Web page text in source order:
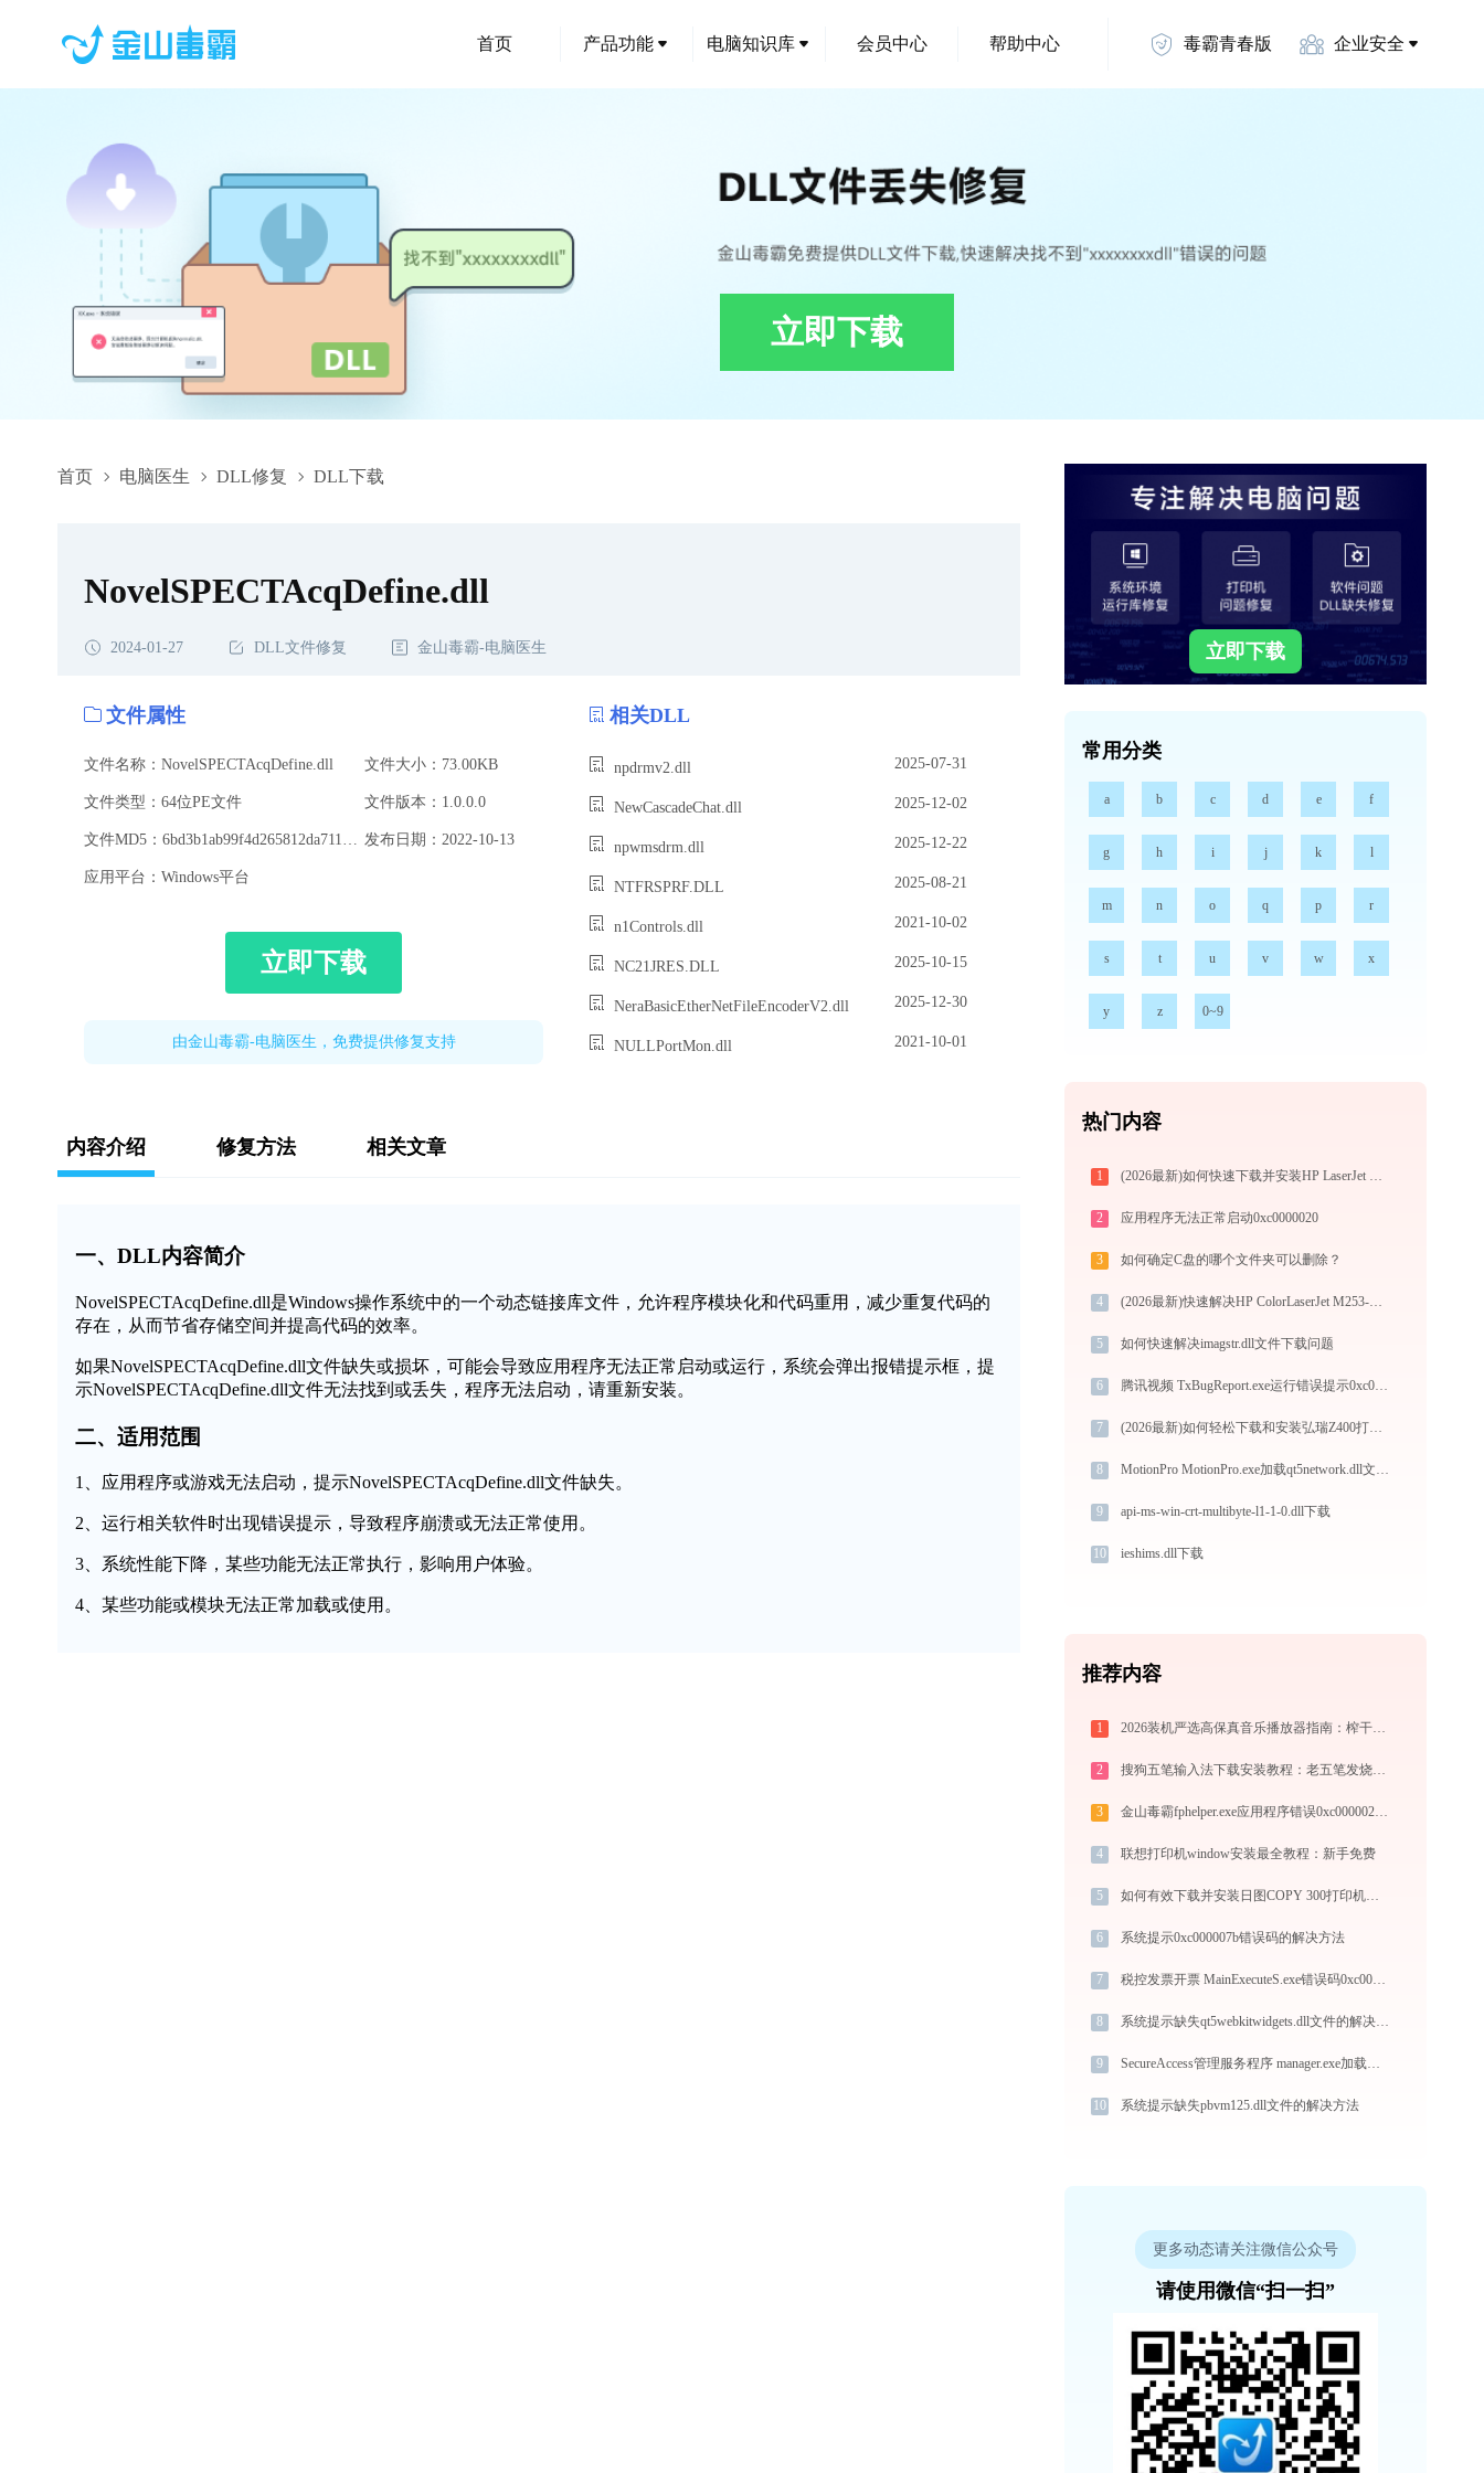
首页 产品功能 电脑知识库 会员中心 帮助中心 毒霸青春版 企业安全
立即下载
首页 电脑医生 DLL修复 DLL下载
NovelSPECTAcqDefine.dll,NovelSPECTAcqDefine.dll下载,NovelSPECTAcqDefine.dll修复
NovelSPECTAcqDefine.dll
2024-01-27 DLL文件修复 金山毒霸-电脑医生
文件属性
文件名称：NovelSPECTAcqDefine.dll 文件大小：73.00KB
文件类型：64位PE文件 文件版本：1.0.0.0
发布日期：2022-10-13
应用平台：Windows平台
立即下载
由金山毒霸-电脑医生，免费提供修复支持
相关DLL
npdrmv2.dll 2025-07-31
NewCascadeChat.dll 2025-12-02
npwmsdrm.dll 2025-12-22
NTFRSPRF.DLL 2025-08-21
n1Controls.dll 2021-10-02
NC21JRES.DLL 2025-10-15
NeraBasicEtherNetFileEncoderV2.dll 2025-12-30
NULLPortMon.dll 2021-10-01
内容介绍 修复方法 相关文章
一、DLL内容简介
NovelSPECTAcqDefine.dll是Windows操作系统中的一个动态链接库文件，允许程序模块化和代码重用，减少重复代码的
存在，从而节省存储空间并提高代码的效率。
如果NovelSPECTAcqDefine.dll文件缺失或损坏，可能会导致应用程序无法正常启动或运行，系统会弹出报错提示框，提
示NovelSPECTAcqDefine.dll文件无法找到或丢失，程序无法启动，请重新安装。
二、适用范围
1、应用程序或游戏无法启动，提示NovelSPECTAcqDefine.dll文件缺失。
2、运行相关软件时出现错误提示，导致程序崩溃或无法正常使用。
3、系统性能下降，某些功能无法正常执行，影响用户体验。
4、某些功能或模块无法正常加载或使用。
立即下载
常用分类
a b c d e f
g h i j k l
m n o q p r
s t u v w x
y z 0~9
热门内容
1 (2026最新)如何快速下载并安装HP LaserJet Professional M1139 MFP打印机驱动：详细步骤解析
2 应用程序无法正常启动0xc0000020
3 如何确定C盘的哪个文件夹可以删除？
4 (2026最新)快速解决HP ColorLaserJet M253-M254 PCL-6 (V4)打印机驱动安装问题，这篇文章告诉你方法
5 如何快速解决imagstr.dll文件下载问题
6 腾讯视频 TxBugReport.exe运行错误提示0xc000009a的解决办法
7 (2026最新)如何轻松下载和安装弘瑞Z400打印机驱动？跟着这篇指南走
8 MotionPro MotionPro.exe加载qt5network.dll文件丢失处理办法
9 api-ms-win-crt-multibyte-l1-1-0.dll下载
10 ieshims.dll下载
推荐内容
1 2026装机严选高保真音乐播放器指南：榨干电脑声卡潜力，酷我音乐PC端WASAPI独占与车载拷歌实操
2 搜狗五笔输入法下载安装教程：老五笔发烧友的极速提效神兵
3 金山毒霸fphelper.exe应用程序错误0xc0000022解决方法
4 联想打印机window安装最全教程：新手免费
5 如何有效下载并安装日图COPY 300打印机驱动？全方位指导手册
6 系统提示0xc000007b错误码的解决方法
7 税控发票开票 MainExecuteS.exe错误码0xc000000d处理办法
8 系统提示缺失qt5webkitwidgets.dll文件的解决方法
9 SecureAccess管理服务程序 manager.exe加载mfc42d.dll文件丢失处理办法
10 系统提示缺失pbvm125.dll文件的解决方法
更多动态请关注微信公众号
请使用微信“扫一扫”